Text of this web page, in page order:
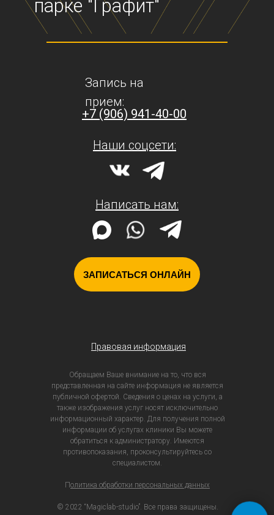
Правовая информация
Запись на
прием:
+7 (906) 941-40-00
ЗАПИСАТЬСЯ ОНЛАЙН
Написать нам:
Обращаем Ваше внимание на то, что вся
представленная на сайте информация не является
публичной офертой. Сведения о ценах на услуги, а
также изображения услуг носят исключительно
информационный характер. Для получения полной
информации об услугах клиники Вы можете
обратиться к администратору. Имеются
противопоказания, проконсультируйтесь со
специалистом.
Политика обработки персональных данных
© 2022 “Magiclab-studio”. Все права защищены.
Наши соцсети: